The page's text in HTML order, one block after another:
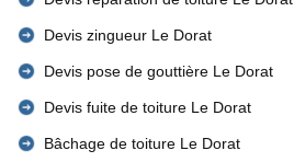
Devis zingueur Le Dorat
Devis pose de gouttière Le Dorat
Devis fuite de toiture Le Dorat
Bâchage de toiture Le Dorat